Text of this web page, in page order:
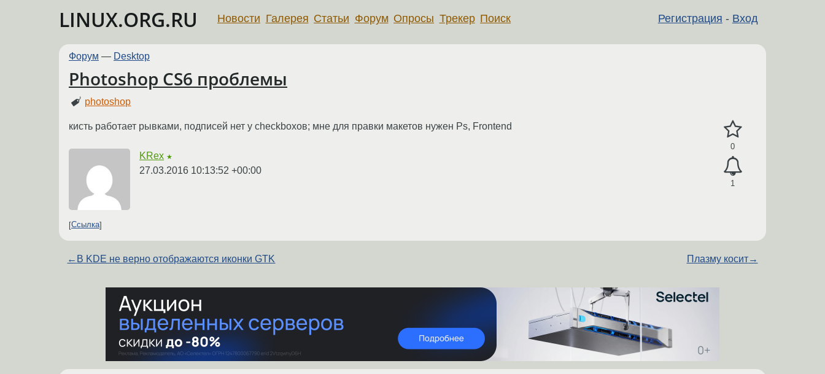
LINUX.ORG.RU Регистрация - Вход
Новости Галерея Статьи Форум Опросы Трекер Поиск
Форум — Desktop
Photoshop CS6 проблемы
photoshop
0
1
кисть работает рывками, подписей нет у checkboxов; мне для правки макетов нужен Ps, Frontend
KRex ★
27.03.2016 10:13:52 +00:00
Ссылка
← В KDE не верно отображаются иконки GTK Плазму косит→